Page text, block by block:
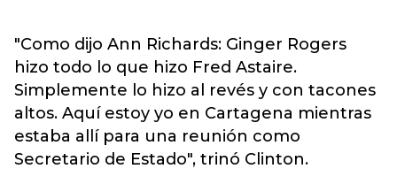
"Como dijo Ann Richards: Ginger Rogers
hizo todo lo que hizo Fred Astaire.
Simplemente lo hizo al revés y con tacones
altos. Aquí estoy yo en Cartagena mientras
estaba allí para una reunión como
Secretario de Estado", trinó Clinton.